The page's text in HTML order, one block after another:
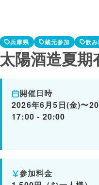
兵庫県 蔵元参加 飲
太陽酒造夏期
開催日時
2026年6月5日(金)〜
17:00 - 20:00
参加料金